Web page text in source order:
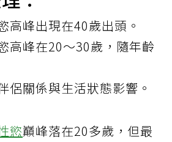
高峰出現在40歲出頭。
高峰在20～30歲，隨年齡
侶關係與生活狀態影響。
慾巔峰落在20多歲，但最